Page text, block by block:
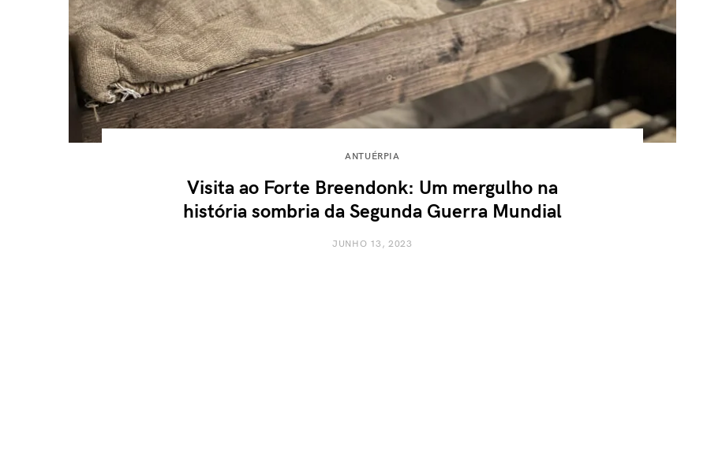
ANTUÉRPIA
Visita ao Forte Breendonk: Um mergulho na
história sombria da Segunda Guerra Mundial
JUNHO 13, 2023